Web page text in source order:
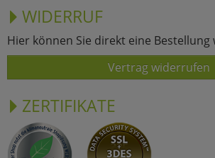
WIDERRUF
Hier können Sie direkt eine
Vertrag widerrufen
ZERTIFIKATE